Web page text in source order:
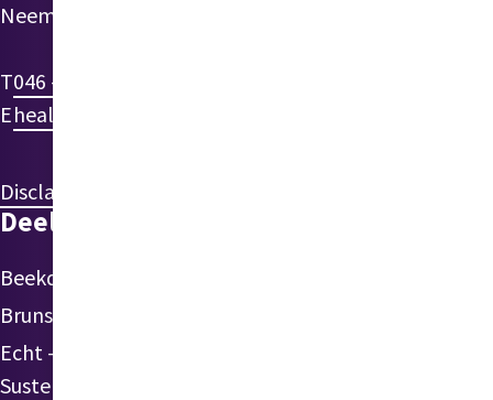
Neem dan gerust contact met ons op via:
T046 - 475 72 61
Ehealthylife@ecsplore.nl
Disclaimer
Deelnemende gemeenten
Beekdaelen
Brunssum
Echt -
Susteren